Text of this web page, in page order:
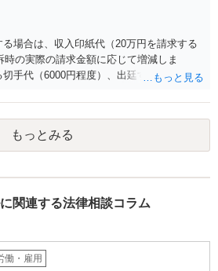
場合は、収入印紙代（20万円を請求する
の実際の請求金額に応じて増減しま
手代（6000円程度）、出廷する際の交通
担が考えられます。 弁護士に委任する場
費用が必要となるのは、原告被告共通で
もっとみる
関連する法律相談コラム
働・雇用